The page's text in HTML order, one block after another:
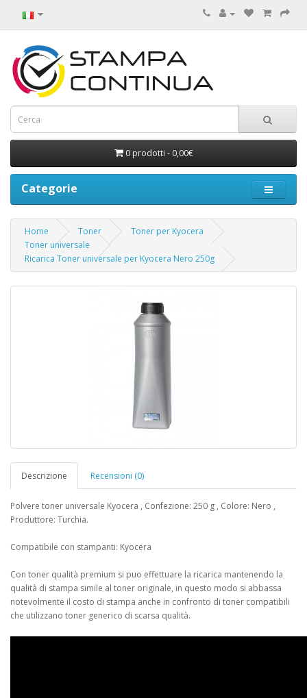
0 prodotti - 0,00€
Categorie
Home Toner
Toner per Kyocera
Toner universale
Ricarica Toner universale per Kyocera Nero 250g
Descrizione Recensioni (0)
Polvere toner universale Kyocera , Confezione: 250 g , Colore: Nero ,
Produttore: Turchia.
Compatibile con stampanti: Kyocera
Con toner qualità premium si puo effettuare la ricarica mantenendo la
qualità di stampa simile al toner originale, in questo modo si abbassa
notevolmente il costo di stampa anche in confronto di toner compatibili
che utilizzano toner generico di scarsa qualità.